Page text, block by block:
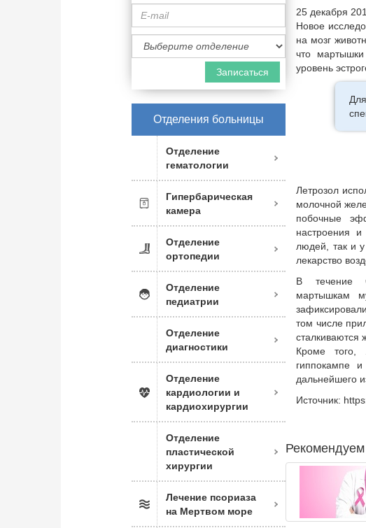
E-
mail
Специализация
врача
Отделения больницы
Отделение
гематологии
Гипербарическая
камера
Отделение
ортопедии
Отделение
педиатрии
Отделение
диагностики
Отделение
кардиологии и
кардиохирургии
Отделение
пластической
хирургии
Лечение псориаза
на Мертвом море
25 декабря
Новое
на мозг
что
уровень
Летрозол
молочной
побочные
настроения
людей, так и
лекарство
В течение
мартышкам
том числе
сталкиваются
Кроме того,
гиппокампе
дальнейшего
Источник: